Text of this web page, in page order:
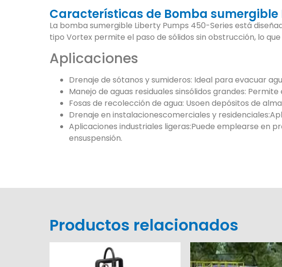
Características de Bomba sumergible
La bomba sumergible Liberty Pumps 450-Series está
tipo Vortex permite el paso de sólidos sin obstrucción, lo
Aplicaciones
Drenaje de sótanos y sumideros: Ideal para evacuar
Manejo de aguas residuales sinsólidos grandes:
Fosas de recolección de agua: Usoen depósitos de
Drenaje en instalacionescomerciales y
Aplicaciones industriales ligeras:Puede emplearse en
ensuspensión.
Productos relacionados